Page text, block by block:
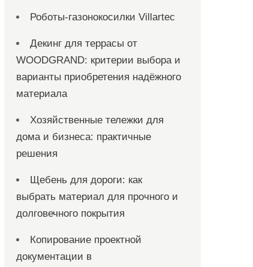
Роботы-газонокосилки Villartec
Декинг для террасы от
WOODGRAND: критерии выбора и
варианты приобретения надёжного
материала
Хозяйственные тележки для
дома и бизнеса: практичные
решения
Щебень для дороги: как
выбрать материал для прочного и
долговечного покрытия
Копирование проектной
документации в